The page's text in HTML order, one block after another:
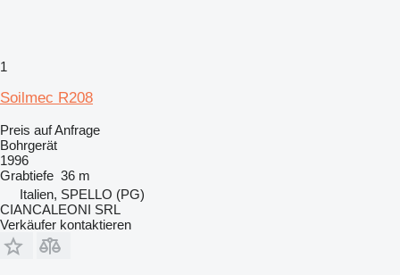
1
Soilmec R208
Preis auf Anfrage
Bohrgerät
1996
Grabtiefe 36 m
Italien, SPELLO (PG)
CIANCALEONI SRL
Verkäufer kontaktieren